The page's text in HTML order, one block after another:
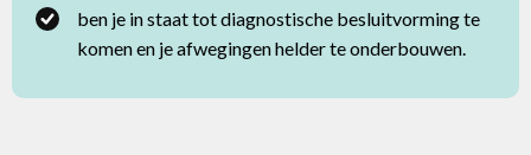
ben je in staat tot diagnostische besluitvorming te
komen en je afwegingen helder te onderbouwen.